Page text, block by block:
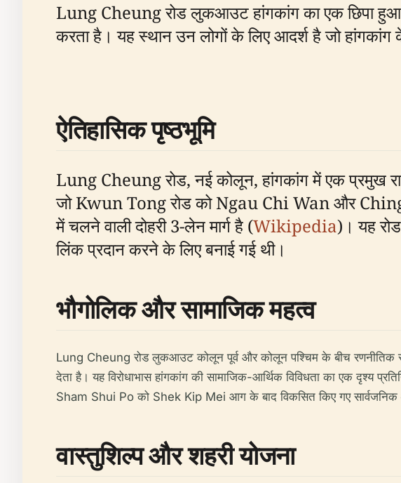
Lung Cheung रोड लुकआउट हांगकांग का एक छिपा हुआ
करता है। यह स्थान उन लोगों के लिए आदर्श है जो हांगकांग
ऐतिहासिक पृष्ठभूमि
Lung Cheung रोड, नई कोलून, हांगकांग में एक प्रमुख
जो Kwun Tong रोड को Ngau Chi Wan और
में चलने वाली दोहरी 3-लेन मार्ग है (Wikipedia)। यह
लिंक प्रदान करने के लिए बनाई गई थी।
भौगोलिक और सामाजिक महत्व
Lung Cheung रोड लुकआउट कोलून पूर्व और कोलून पश्चिम के बीच रणनीतिक
देता है। यह विरोधाभास हांगकांग की सामाजिक-आर्थिक विविधता का एक दृश्य
Sham Shui Po को Shek Kip Mei आग के बाद विकसित किए गए सार्वजनिक
वास्तुशिल्प और शहरी योजना